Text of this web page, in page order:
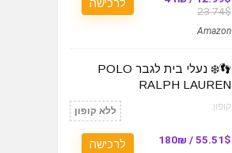
23.74$
Amazon
לרכישה
👣❄️ נעלי בית לגבר POLO
RALPH LAUREN
קופון: ללא קופון
55.51$ / 180₪ לרכישה